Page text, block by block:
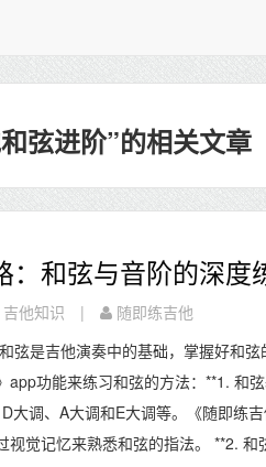
弦进阶”的相关文章
：和弦与音阶的深度
吉他知识 | 随即练吉他
弦是吉他演奏中的基础，掌握好和
app功能来练习和弦的方法：**1. 和
大调、A大调和E大调等。《随即练
视觉记忆来熟悉和弦的指法。 **2. 和